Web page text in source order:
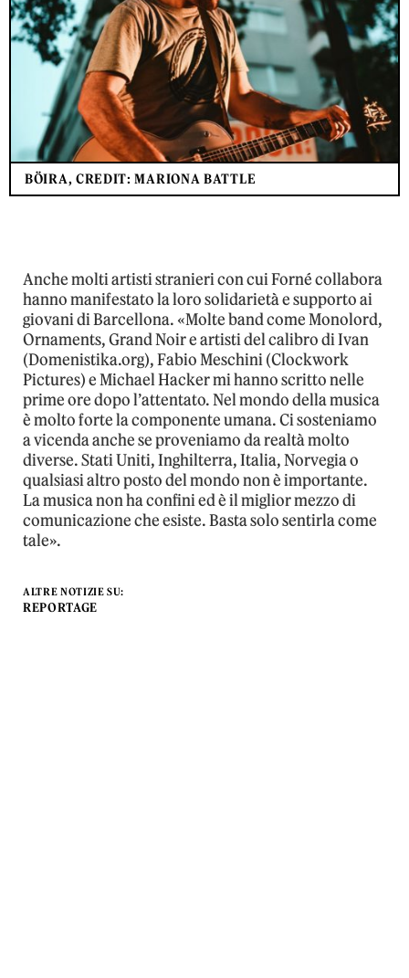
BÖIRA, CREDIT: MARIONA BATTLE
Anche molti artisti stranieri con cui Forné collabora
hanno manifestato la loro solidarietà e supporto ai
giovani di Barcellona. «Molte band come Monolord,
Ornaments, Grand Noir e artisti del calibro di Ivan
(Domenistika.org), Fabio Meschini (Clockwork
Pictures) e Michael Hacker mi hanno scritto nelle
prime ore dopo l’attentato. Nel mondo della musica
è molto forte la componente umana. Ci sosteniamo
a vicenda anche se proveniamo da realtà molto
diverse. Stati Uniti, Inghilterra, Italia, Norvegia o
qualsiasi altro posto del mondo non è importante.
La musica non ha confini ed è il miglior mezzo di
comunicazione che esiste. Basta solo sentirla come
tale».
ALTRE NOTIZIE SU:
REPORTAGE